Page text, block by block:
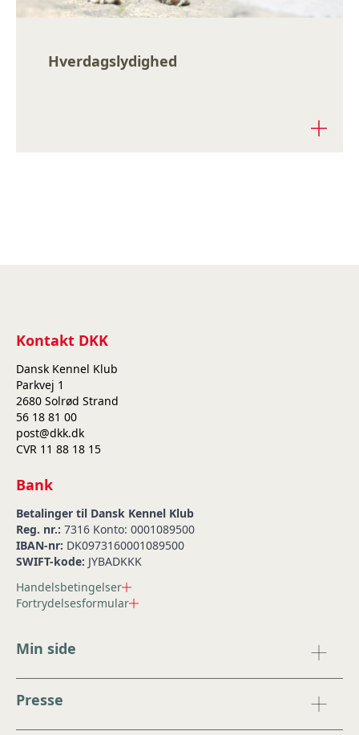
Hverdagslydighed
Kontakt DKK
Dansk Kennel Klub
Parkvej 1
2680 Solrød Strand
56 18 81 00
post@dkk.dk
CVR 11 88 18 15
Bank
Betalinger til Dansk Kennel Klub
Reg. nr.: 7316 Konto: 0001089500
IBAN-nr: DK0973160001089500
SWIFT-kode: JYBADKKK
Handelsbetingelser
Fortrydelsesformular
Min side
Presse